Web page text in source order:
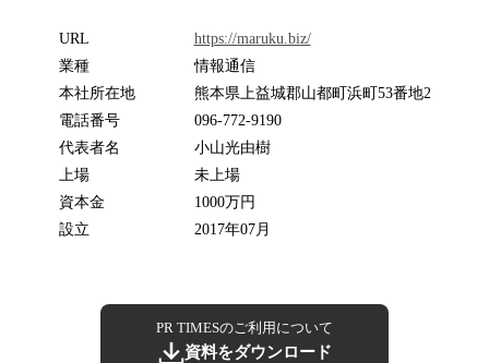
URL
https://maruku.biz/
業種
情報通信
本社所在地
熊本県上益城郡山都町浜町53番地2
電話番号
096-772-9190
代表者名
小山光由樹
上場
未上場
資本金
1000万円
設立
2017年07月
PR TIMESのご利用について
資料をダウンロード